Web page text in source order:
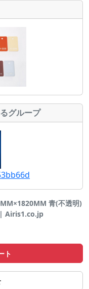
グループ
青(不透明)
| Airis1.co.jp
ト